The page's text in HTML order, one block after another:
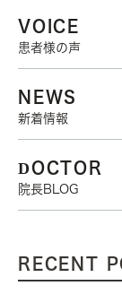
VOICE
患者様の声
NEWS
新着情報
DOCTOR
院長BLOG
RECENT